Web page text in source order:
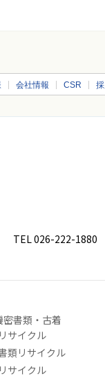
会社情報 CSR
026-222-1880
密書類・古着
サイクル
類リサイクル
サイクル